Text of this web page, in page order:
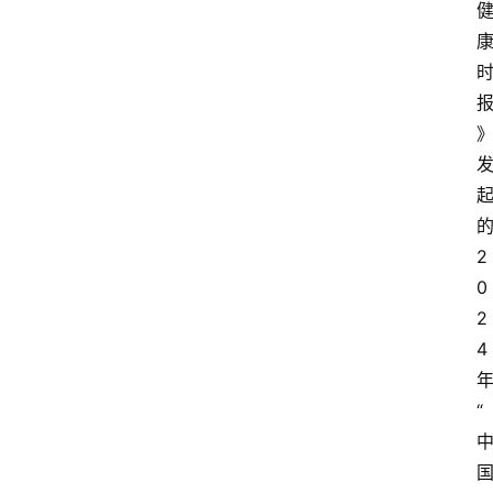
健
康
时
报
》
发
起
的
2
0
2
4
年
“
中
国